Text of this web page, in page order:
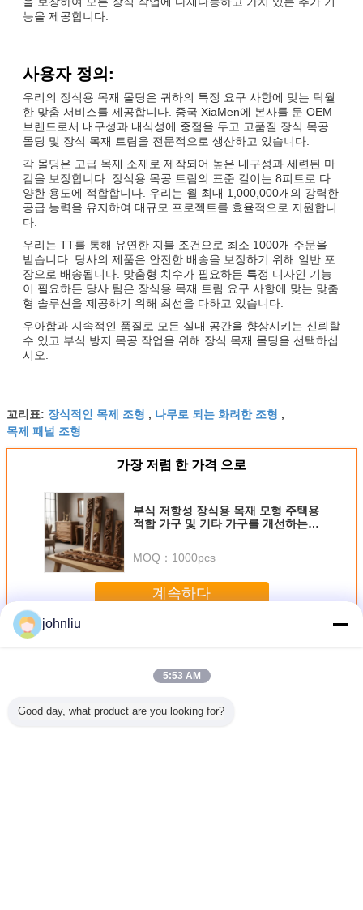
능을 제공합니다.
사용자 정의:
우리의 장식용 목재 몰딩은 귀하의 특정 요구 사항에 맞는 탁월
한 맞춤 서비스를 제공합니다. 중국 XiaMen에 본사를 둔 OEM
브랜드로서 내구성과 내식성에 중점을 두고 고품질 장식 목공
몰딩 및 장식 목재 트림을 전문적으로 생산하고 있습니다.
각 몰딩은 고급 목재 소재로 제작되어 높은 내구성과 세련된 마
감을 보장합니다. 장식용 목공 트림의 표준 길이는 8피트로 다
양한 용도에 적합합니다. 우리는 월 최대 1,000,000개의 강력한
공급 능력을 유지하여 대규모 프로젝트를 효율적으로 지원합니
다.
우리는 TT를 통해 유연한 지불 조건으로 최소 1000개 주문을
받습니다. 당사의 제품은 안전한 배송을 보장하기 위해 일반 포
장으로 배송됩니다. 맞춤형 치수가 필요하든 특정 디자인 기능
이 필요하든 당사 팀은 장식용 목재 트림 요구 사항에 맞는 맞춤
형 솔루션을 제공하기 위해 최선을 다하고 있습니다.
우아함과 지속적인 품질로 모든 실내 공간을 향상시키는 신뢰할
수 있고 부식 방지 목공 작업을 위해 장식 목재 몰딩을 선택하십
시오.
꼬리표: 장식적인 목제 조형 , 나무로 되는 화려한 조형 ,
목제 패널 조형
가장 저렴 한 가격 으로
부식 저항성 장식용 목재 모형 주택용
적합 가구 및 기타 가구를 개선하는
MOQ： 1000pcs
계속하다
더 많은 것
johnliu
5:53 AM
Good day, what product are you looking for?